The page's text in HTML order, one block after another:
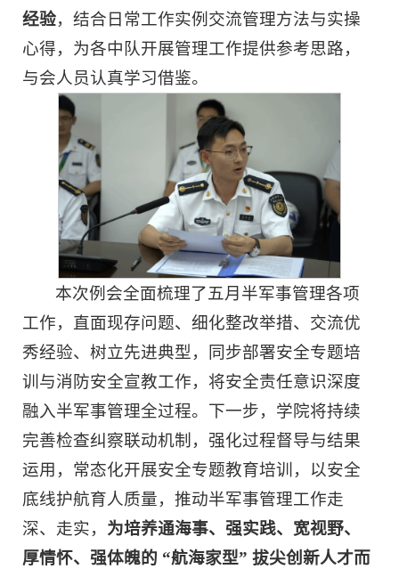
经验，结合日常工作实例交流管理方法与实操
心得，为各中队开展管理工作提供参考思路，
与会人员认真学习借鉴。
本次例会全面梳理了五月半军事管理各项
工作，直面现存问题、细化整改举措、交流优
秀经验、树立先进典型，同步部署安全专题培
训与消防安全宣教工作，将安全责任意识深度
融入半军事管理全过程。下一步，学院将持续
完善检查纠察联动机制，强化过程督导与结果
运用，常态化开展安全专题教育培训，以安全
底线护航育人质量，推动半军事管理工作走
深、走实， 为培养通海事、强实践、宽视野、
厚情怀、强体魄的 “航海家型” 拔尖创新人才而